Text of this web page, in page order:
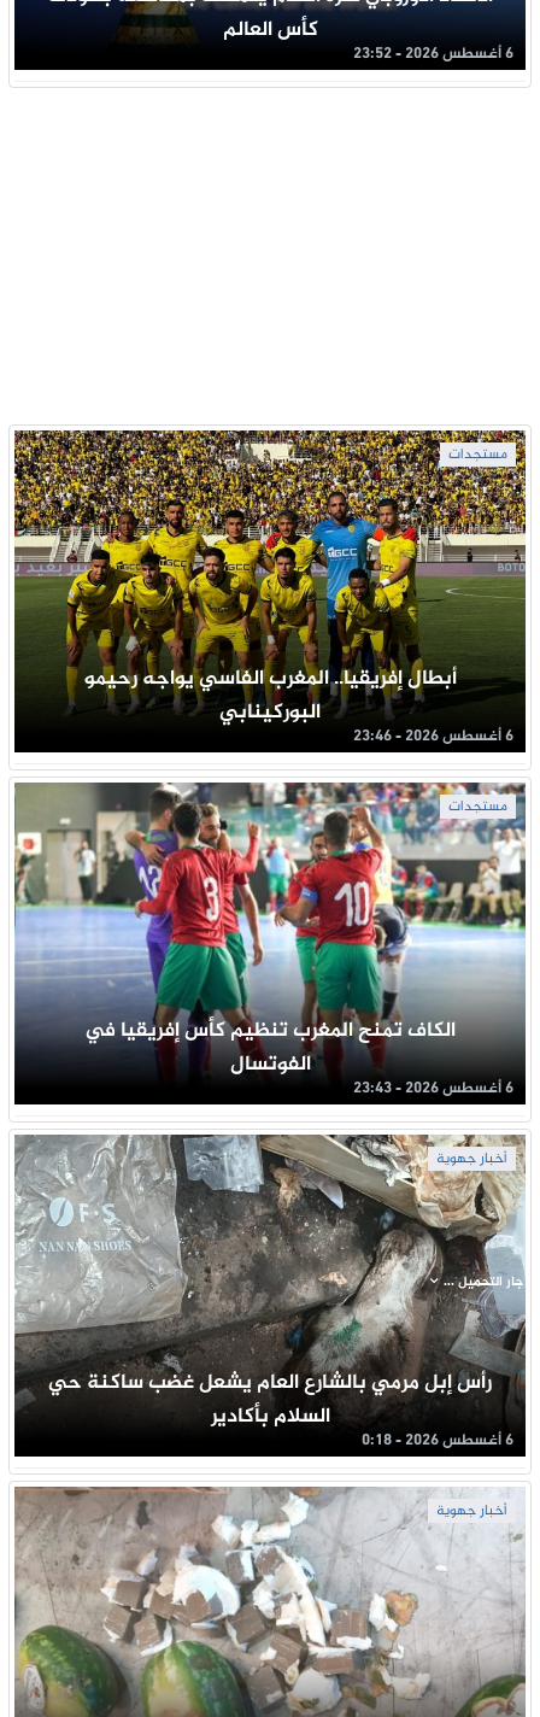
كأس العالم
6 أغسطس 2026 - 23:52
مستجدات
أبطال إفريقيا.. المغرب الفاسي يواجه رحيمو
البوركينابي
6 أغسطس 2026 - 23:46
مستجدات
الكاف تمنح المغرب تنظيم كأس إفريقيا في
الفوتسال
6 أغسطس 2026 - 23:43
أخبار جهوية
رأس إبل مرمي بالشارع العام يشعل غضب ساكنة حي
السلام بأكادير
6 أغسطس 2026 - 0:18
أخبار جهوية
جار التحميل ...